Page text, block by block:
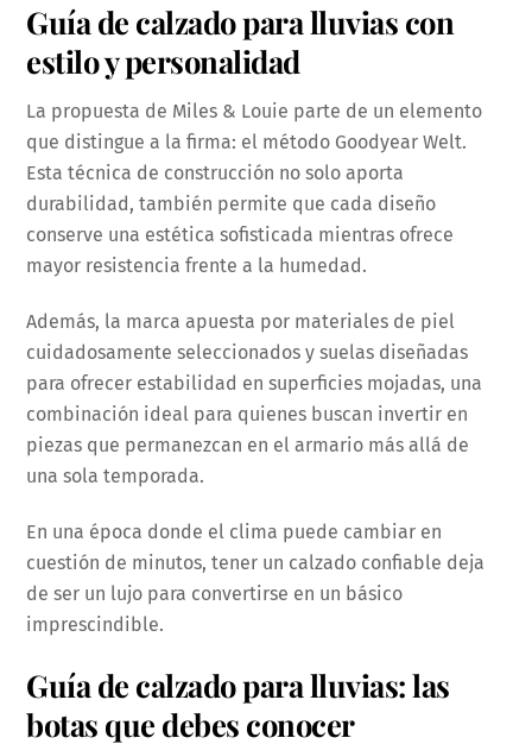
Guía de calzado para lluvias con
estilo y personalidad
La propuesta de Miles & Louie parte de un elemento
que distingue a la firma: el método Goodyear Welt.
Esta técnica de construcción no solo aporta
durabilidad, también permite que cada diseño
conserve una estética sofisticada mientras ofrece
mayor resistencia frente a la humedad.
Además, la marca apuesta por materiales de piel
cuidadosamente seleccionados y suelas diseñadas
para ofrecer estabilidad en superficies mojadas, una
combinación ideal para quienes buscan invertir en
piezas que permanezcan en el armario más allá de
una sola temporada.
En una época donde el clima puede cambiar en
cuestión de minutos, tener un calzado confiable deja
de ser un lujo para convertirse en un básico
imprescindible.
Guía de calzado para lluvias: las
botas que debes conocer